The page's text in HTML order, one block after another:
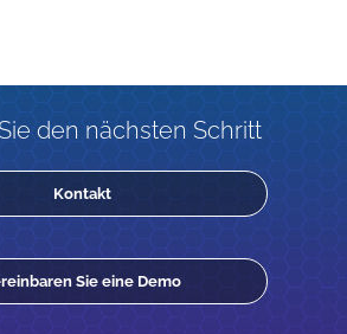
den nächsten Schritt
Kontakt
Sie eine Demo